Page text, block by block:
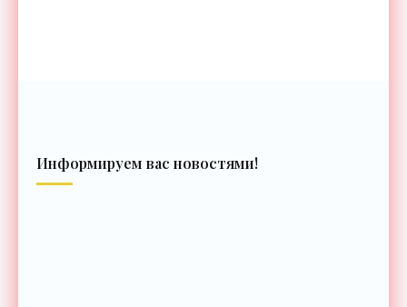
Информируем вас новостями!